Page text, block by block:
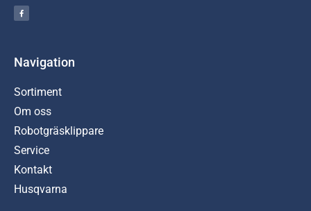
Navigation
Sortiment
Om oss
Robotgräsklippare
Service
Kontakt
Husqvarna